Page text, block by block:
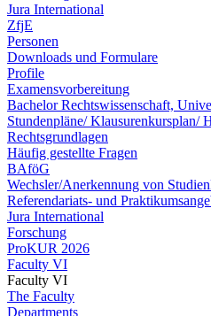
Jura International
ZfjE
Personen
Downloads und Formulare
Profile
Examensvorbereitung
Bachelor Rechtswissenschaft,
Stundenpläne/ Klausurenkursplan/
Rechtsgrundlagen
Häufig gestellte Fragen
BAföG
Wechsler/Anerkennung von
Referendariats- und
Jura International
Forschung
ProKUR 2026
Faculty VI
Faculty VI
The Faculty
Departments